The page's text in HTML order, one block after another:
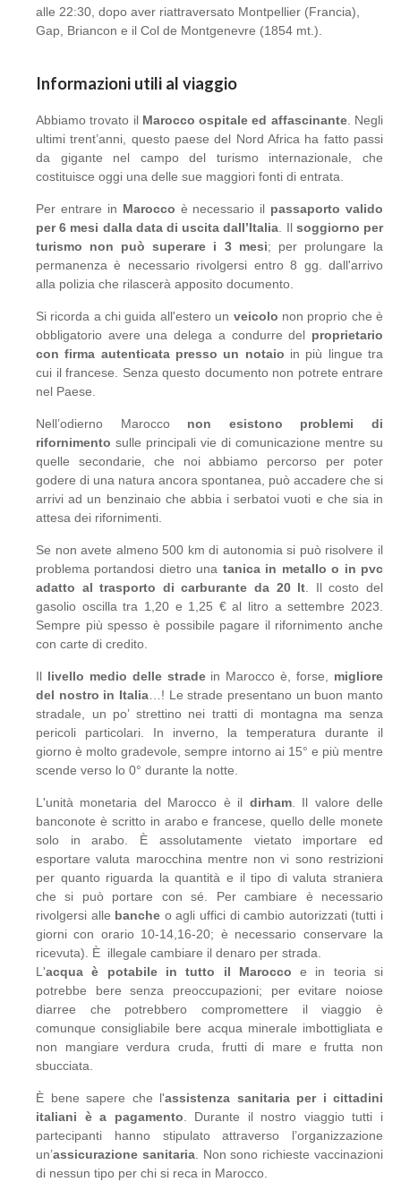
alle 22:30, dopo aver riattraversato Montpellier (Francia),
Gap, Briancon e il Col de Montgenevre (1854 mt.).
Informazioni utili al viaggio
Abbiamo trovato il Marocco ospitale ed affascinante. Negli
ultimi trent’anni, questo paese del Nord Africa ha fatto passi
da gigante nel campo del turismo internazionale, che
costituisce oggi una delle sue maggiori fonti di entrata.
Per entrare in Marocco è necessario il passaporto valido
per 6 mesi dalla data di uscita dall’Italia . Il soggiorno per
turismo non può superare i 3 mesi; per prolungare la
permanenza è necessario rivolgersi entro 8 gg. dall'arrivo
alla polizia che rilascerà apposito documento.
Si ricorda a chi guida all'estero un veicolo non proprio che è
obbligatorio avere una delega a condurre del proprietario
con firma autenticata presso un notaio in più lingue tra
cui il francese. Senza questo documento non potrete entrare
nel Paese.
Nell’odierno Marocco non esistono problemi di
rifornimento sulle principali vie di comunicazione mentre su
quelle secondarie, che noi abbiamo percorso per poter
godere di una natura ancora spontanea, può accadere che si
arrivi ad un benzinaio che abbia i serbatoi vuoti e che sia in
attesa dei rifornimenti.
Se non avete almeno 500 km di autonomia si può risolvere il
problema portandosi dietro una tanica in metallo o in pvc
adatto al trasporto di carburante da 20 lt . Il costo del
gasolio oscilla tra 1,20 e 1,25 € al litro a settembre 2023.
Sempre più spesso è possibile pagare il rifornimento anche
con carte di credito.
Il livello medio delle stradein Marocco è, forse, migliore
del nostro in Italia …! Le strade presentano un buon manto
stradale, un po’ strettino nei tratti di montagna ma senza
pericoli particolari. In inverno, la temperatura durante il
giorno è molto gradevole, sempre intorno ai 15° e più mentre
scende verso lo 0° durante la notte.
L'unità monetaria del Marocco è il dirham. Il valore delle
banconote è scritto in arabo e francese, quello delle monete
solo in arabo. È assolutamente vietato importare ed
esportare valuta marocchina mentre non vi sono restrizioni
per quanto riguarda la quantità e il tipo di valuta straniera
che si può portare con sé. Per cambiare è necessario
rivolgersi alle banche o agli uffici di cambio autorizzati (tutti i
giorni con orario 10-14,16-20; è necessario conservare la
ricevuta). È illegale cambiare il denaro per strada.
L'acqua è potabile in tutto il Marocco e in teoria si
potrebbe bere senza preoccupazioni; per evitare noiose
diarree che potrebbero compromettere il viaggio è
comunque consigliabile bere acqua minerale imbottigliata e
non mangiare verdura cruda, frutti di mare e frutta non
sbucciata.
È bene sapere che l'assistenza sanitaria per i cittadini
italiani è a pagamento . Durante il nostro viaggio tutti i
partecipanti hanno stipulato attraverso l’organizzazione
un’assicurazione sanitaria. Non sono richieste vaccinazioni
di nessun tipo per chi si reca in Marocco.